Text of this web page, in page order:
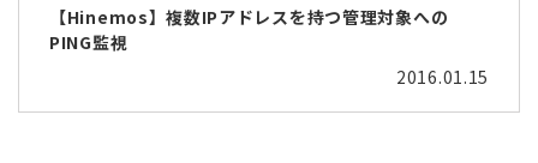
【Hinemos】複数IPアドレスを持つ管理対象への
PING監視
2016.01.15